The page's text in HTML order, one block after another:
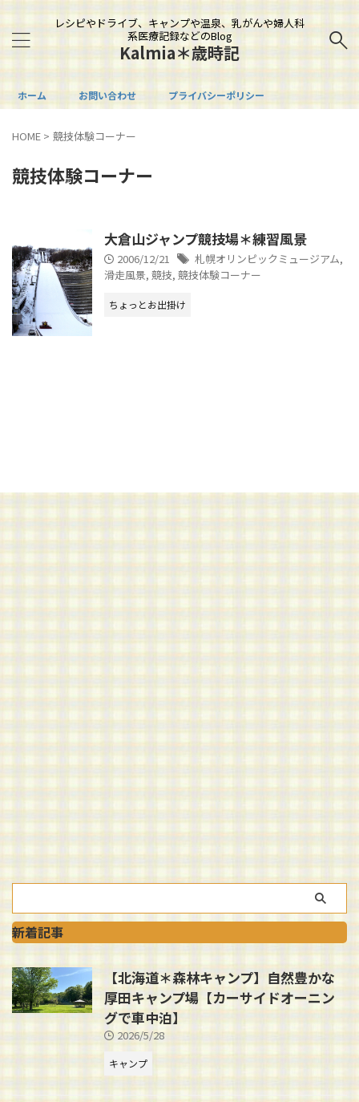
レシピやドライブ、キャンプや温泉、乳がんや婦人科
系医療記録などのBlog
Kalmia＊歳時記
ホーム お問い合わせ プライバシーポリシー
HOME > 競技体験コーナー
競技体験コーナー
大倉山ジャンプ競技場＊練習風景
2006/12/21 札幌オリンピックミュージアム,
滑走風景, 競技, 競技体験コーナー
ちょっとお出掛け
新着記事
【北海道＊森林キャンプ】自然豊かな
厚田キャンプ場【カーサイドオーニン
グで車中泊】
2026/5/28
キャンプ